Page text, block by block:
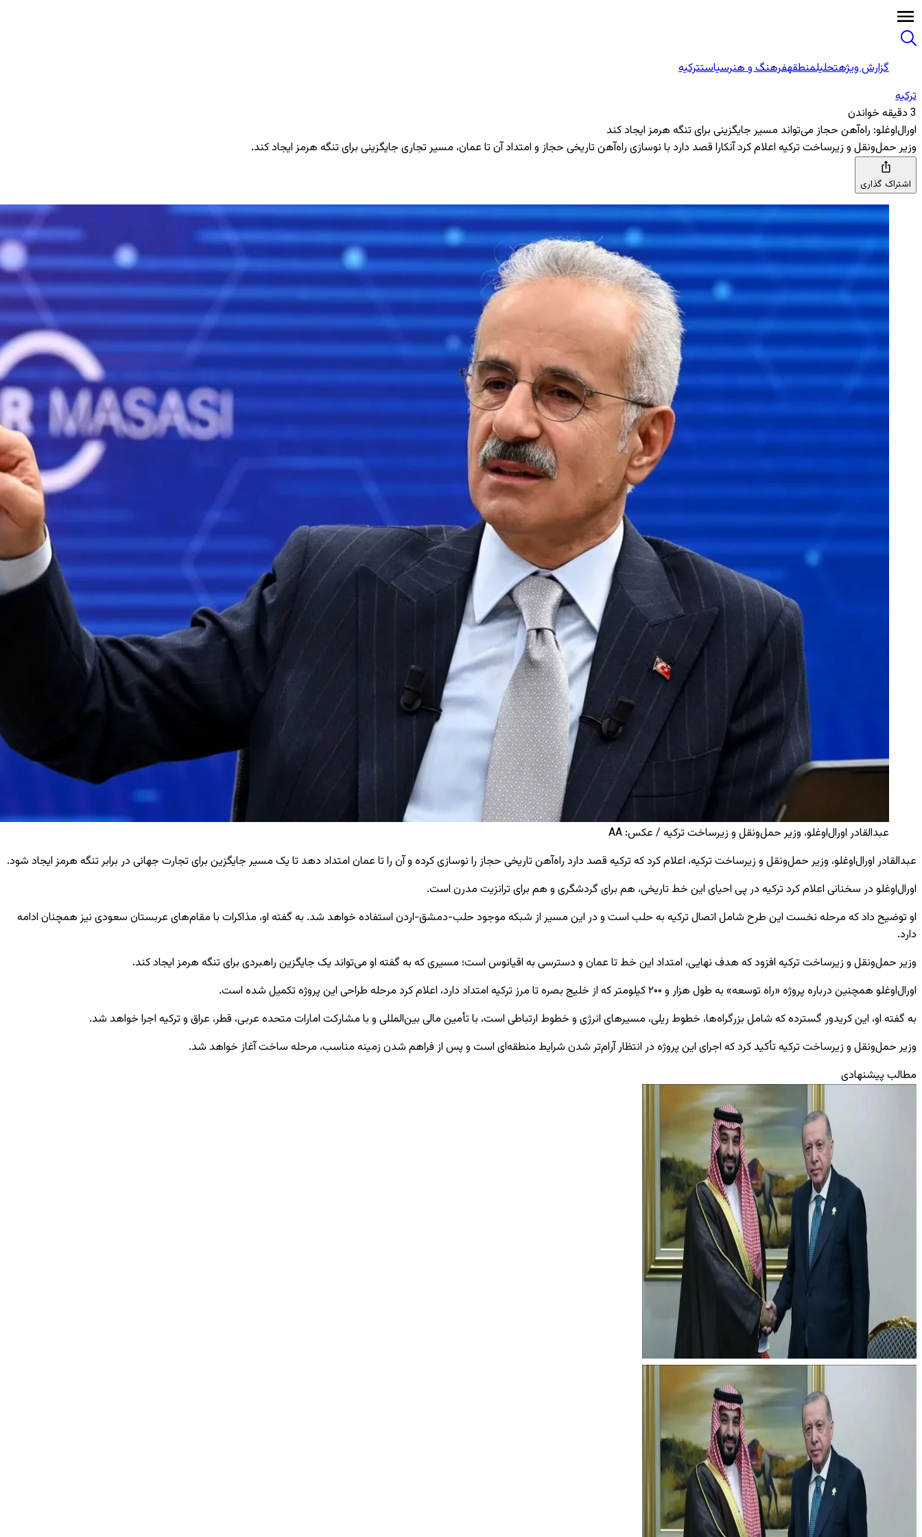
گزارش ویژهتحلیلمنطقهفرهنگ و هنرسیاستترکیه
ترکیه
3 دقیقه خواندن
اورال‌اوغلو: راه‌آهن حجاز می‌تواند مسیر جایگزینی برای تنگه هرمز ایجاد کند
وزیر حمل‌ونقل و زیرساخت ترکیه اعلام کرد آنکارا قصد دارد با نوسازی راه‌آهن تاریخی حجاز و امتداد آن تا عمان، مسیر تجاری جایگزینی برای تنگه هرمز ایجاد کند.
اشتراک گذاری
عبدالقادر اورال‌اوغلو، وزیر حمل‌ونقل و زیرساخت ترکیه / عکس: AA
عبدالقادر اورال‌اوغلو، وزیر حمل‌ونقل و زیرساخت ترکیه، اعلام کرد که ترکیه قصد دارد راه‌آهن تاریخی حجاز را نوسازی کرده و آن را تا عمان امتداد دهد تا یک مسیر جایگزین برای تجارت جهانی در برابر تنگه هرمز ایجاد شود.
اورال‌اوغلو در سخنانی اعلام کرد ترکیه در پی احیای این خط تاریخی، هم برای گردشگری و هم برای ترانزیت مدرن است.
او توضیح داد که مرحله نخست این طرح شامل اتصال ترکیه به حلب است و در این مسیر از شبکه موجود حلب-دمشق-اردن استفاده خواهد شد. به گفته او، مذاکرات با مقام‌های عربستان سعودی نیز همچنان ادامه
دارد.
وزیر حمل‌ونقل و زیرساخت ترکیه افزود که هدف نهایی، امتداد این خط تا عمان و دسترسی به اقیانوس است؛ مسیری که به گفته او می‌تواند یک جایگزین راهبردی برای تنگه هرمز ایجاد کند.
اورال‌اوغلو همچنین درباره پروژه «راه توسعه» به طول هزار و ۲۰۰ کیلومتر که از خلیج بصره تا مرز ترکیه امتداد دارد، اعلام کرد مرحله طراحی این پروژه تکمیل شده است.
به گفته او، این کریدور گسترده که شامل بزرگراه‌ها، خطوط ریلی، مسیرهای انرژی و خطوط ارتباطی است، با تأمین مالی بین‌المللی و با مشارکت امارات متحده عربی، قطر، عراق و ترکیه اجرا خواهد شد.
وزیر حمل‌ونقل و زیرساخت ترکیه تأکید کرد که اجرای این پروژه در انتظار آرام‌تر شدن شرایط منطقه‌ای است و پس از فراهم شدن زمینه مناسب، مرحله ساخت آغاز خواهد شد.
مطالب پیشنهادی